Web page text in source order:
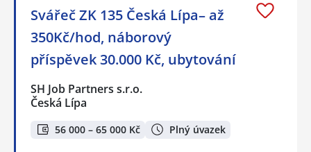
Svářeč ZK 135 Česká Lípa– až
350Kč/hod, náborový
příspěvek 30.000 Kč, ubytování
SH Job Partners s.r.o.
Česká Lípa
56 000 – 65 000 Kč Plný úvazek